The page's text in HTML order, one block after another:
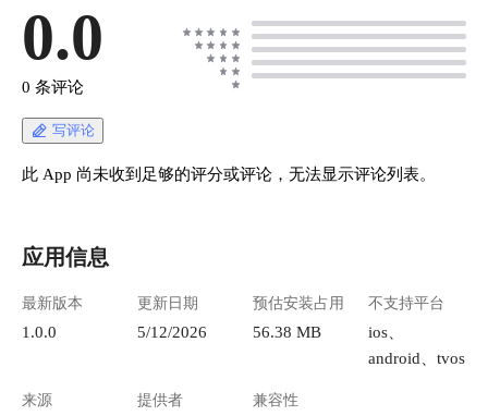
0.0
0 条评论
写评论
此 App 尚未收到足够的评分或评论，无法显示评论列表。
应用信息
最新版本
1.0.0
更新日期
5/12/2026
预估安装占用
56.38 MB
不支持平台
ios、
android、tvos
来源 提供者 兼容性